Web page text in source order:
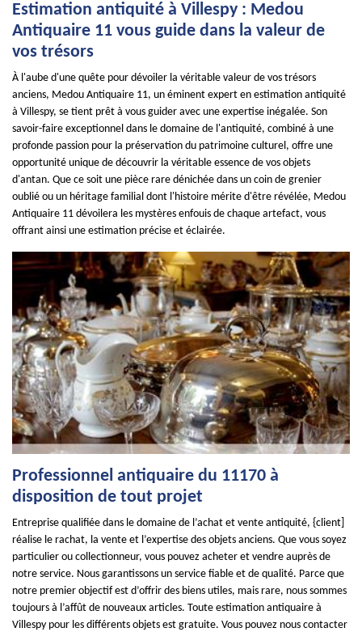
Estimation antiquité à Villespy : Medou
Antiquaire 11 vous guide dans la valeur de
vos trésors
À l'aube d'une quête pour dévoiler la véritable valeur de vos trésors
anciens, Medou Antiquaire 11, un éminent expert en estimation antiquité
à Villespy, se tient prêt à vous guider avec une expertise inégalée. Son
savoir-faire exceptionnel dans le domaine de l'antiquité, combiné à une
profonde passion pour la préservation du patrimoine culturel, offre une
opportunité unique de découvrir la véritable essence de vos objets
d'antan. Que ce soit une pièce rare dénichée dans un coin de grenier
oublié ou un héritage familial dont l'histoire mérite d'être révélée, Medou
Antiquaire 11 dévoilera les mystères enfouis de chaque artefact, vous
offrant ainsi une estimation précise et éclairée.
Professionnel antiquaire du 11170 à
disposition de tout projet
Entreprise qualifiée dans le domaine de l’achat et vente antiquité, {client]
réalise le rachat, la vente et l’expertise des objets anciens. Que vous soyez
particulier ou collectionneur, vous pouvez acheter et vendre auprès de
notre service. Nous garantissons un service fiable et de qualité. Parce que
notre premier objectif est d’offrir des biens utiles, mais rare, nous sommes
toujours à l’affût de nouveaux articles. Toute estimation antiquaire à
Villespy pour les différents objets est gratuite. Vous pouvez nous contacter